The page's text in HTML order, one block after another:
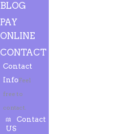
BLOG
PAY
ONLINE
CONTACT
Contact
InfoFeel
free to
contact.
Contact
US